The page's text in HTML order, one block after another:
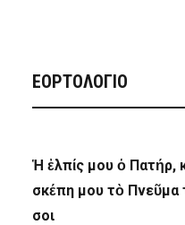
ΕΟΡΤΟΛΟΓΙΟ
Ἡ ἐλπίς μου ὁ Πατήρ,
σκέπη μου τὸ Πνεῦμα
σοι